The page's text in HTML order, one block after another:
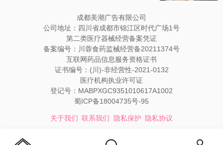
费标准，涵盖种植牙、矫正、补牙、拔牙等10大
类项目，并提供近期优惠活动和就诊建议，助您
轻松选择合适的治疗方案。
成都美潮广告有限公司
公司地址：四川省成都市锦江区时代广场1号
第二类医疗器械经营备案凭证
备案编号：川蓉食药监械经营备20211374号
互联网药品信息服务资格证书
证书编号：(川)-非经营性-2021-0132
医疗机构执业许可证
登记号：MABPXGC9351010617A1002
蜀ICP备18004735号-95
关于我们 联系我们 隐私保护 隐私协议